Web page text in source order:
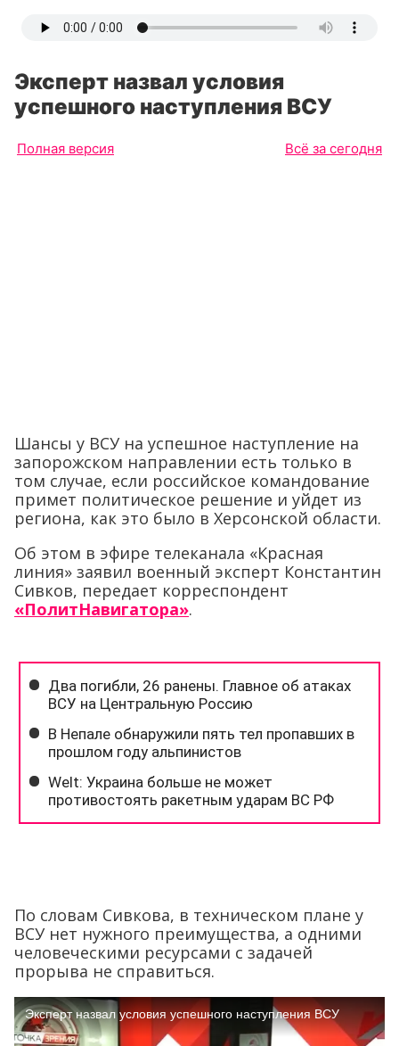
Эксперт назвал условия
успешного наступления ВСУ
Полная версия Всё за сегодня
Шансы у ВСУ на успешное наступление на
запорожском направлении есть только в
том случае, если российское командование
примет политическое решение и уйдет из
региона, как это было в Херсонской области.
Об этом в эфире телеканала «Красная
линия» заявил военный эксперт Константин
Сивков, передает корреспондент
«ПолитНавигатора».
По словам Сивкова, в техническом плане у
ВСУ нет нужного преимущества, а одними
человеческими ресурсами с задачей
прорыва не справиться.